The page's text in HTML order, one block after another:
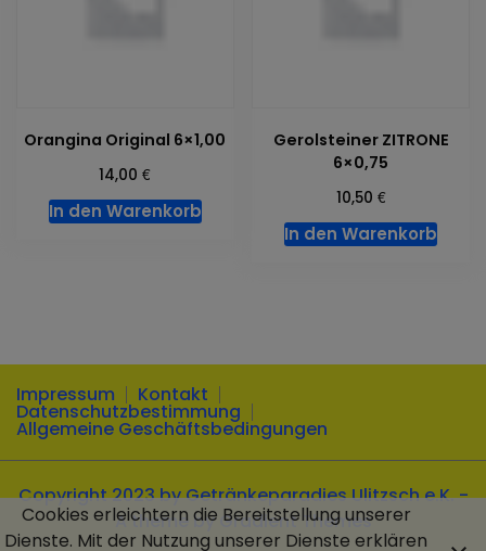
Orangina Original 6×1,00
14,00€
In den Warenkorb
Gerolsteiner ZITRONE
6×0,75
10,50 €
In den Warenkorb
Impressum Kontakt
Datenschutzbestimmung
Allgemeine Geschäftsbedingungen
Copyright 2023 by Getränkeparadies Ulitzsch e.K. -
A theme by Gradient Themes
Cookies erleichtern die Bereitstellung unserer
Dienste. Mit der Nutzung unserer Dienste erklären